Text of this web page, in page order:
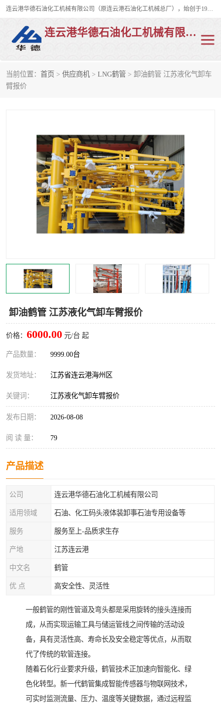
连云港华德石油化工机械有限公司（原连云港石油化工机械总厂），始创于1982年，是从事码头船用流体装卸臂、陆用流体装卸臂（鹤管）、活动梯、钢构平台、定量装车系统等全系列流体装卸设备的设计、制造、销售以及服务的专业供应商。
连云港华德石油化工机械有限公司
当前位置： 首页 > 供应商机 > LNG鹤管 > 卸油鹤管 江苏液化气卸车
臂报价
卸油鹤管 江苏液化气卸车臂报价
价格： 6000.00 元/台 起
产品数量： 9999.00台
发货地址： 江苏省连云港海州区
关键词： 江苏液化气卸车臂报价
发布日期： 2026-08-08
阅 读 量： 79
产品描述
公司 连云港华德石油化工机械有限公司
适用领域 石油、化工码头液体装卸事石油专用设备等
服务 服务至上-品质求生存
产地 江苏连云港
中文名 鹤管
优 点 高安全性、灵活性
一般鹤管的刚性管道及弯头都是采用旋转的接头连接而
成，从而实现运输工具与储运管线之间传输的活动设
备，具有灵活性高、寿命长及安全稳定等优点，从而取
代了传统的软管连接。
随着石化行业要求升级，鹤管技术正加速向智能化、绿
色化转型。新一代鹤管集成智能传感器与物联网技术，
可实时监测流量、压力、温度等关键数据，通过远程监
陆用流体装卸臂
LNG鹤管 活动梯
平台栈桥 卸车鹤管
装车鹤管 输油臂
紧急脱离干式接头 火车鹤管
汽车鹤管 顶部鹤管
浮动出油装置 鹤管